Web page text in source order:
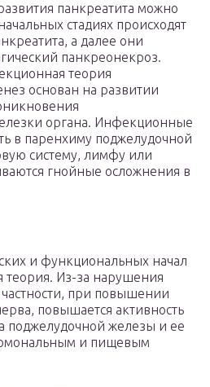
панкреатита можно
стадиях происходят
а далее они
панкреонекроз.
теория
основан на развитии
органа. Инфекционные
в паренхиму поджелудочной
систему, лимфу или
гнойные осложнения в
и функциональных начал
Из-за нарушения
при повышении
повышается активность
поджелудочной железы и ее
и пищевым